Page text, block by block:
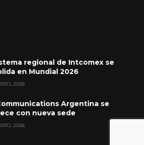
regional de Intcomex se
en Mundial 2026
2026
Argentina se
con nueva sede
2026